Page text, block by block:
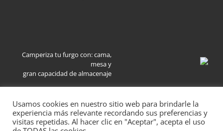
Camperiza tu furgo con: cama,
mesa y
gran capacidad de almacenaje
Usamos cookies en nuestro sitio web para brindarle la
experiencia más relevante recordando sus preferencias y
visitas repetidas. Al hacer clic en "Aceptar", acepta el uso